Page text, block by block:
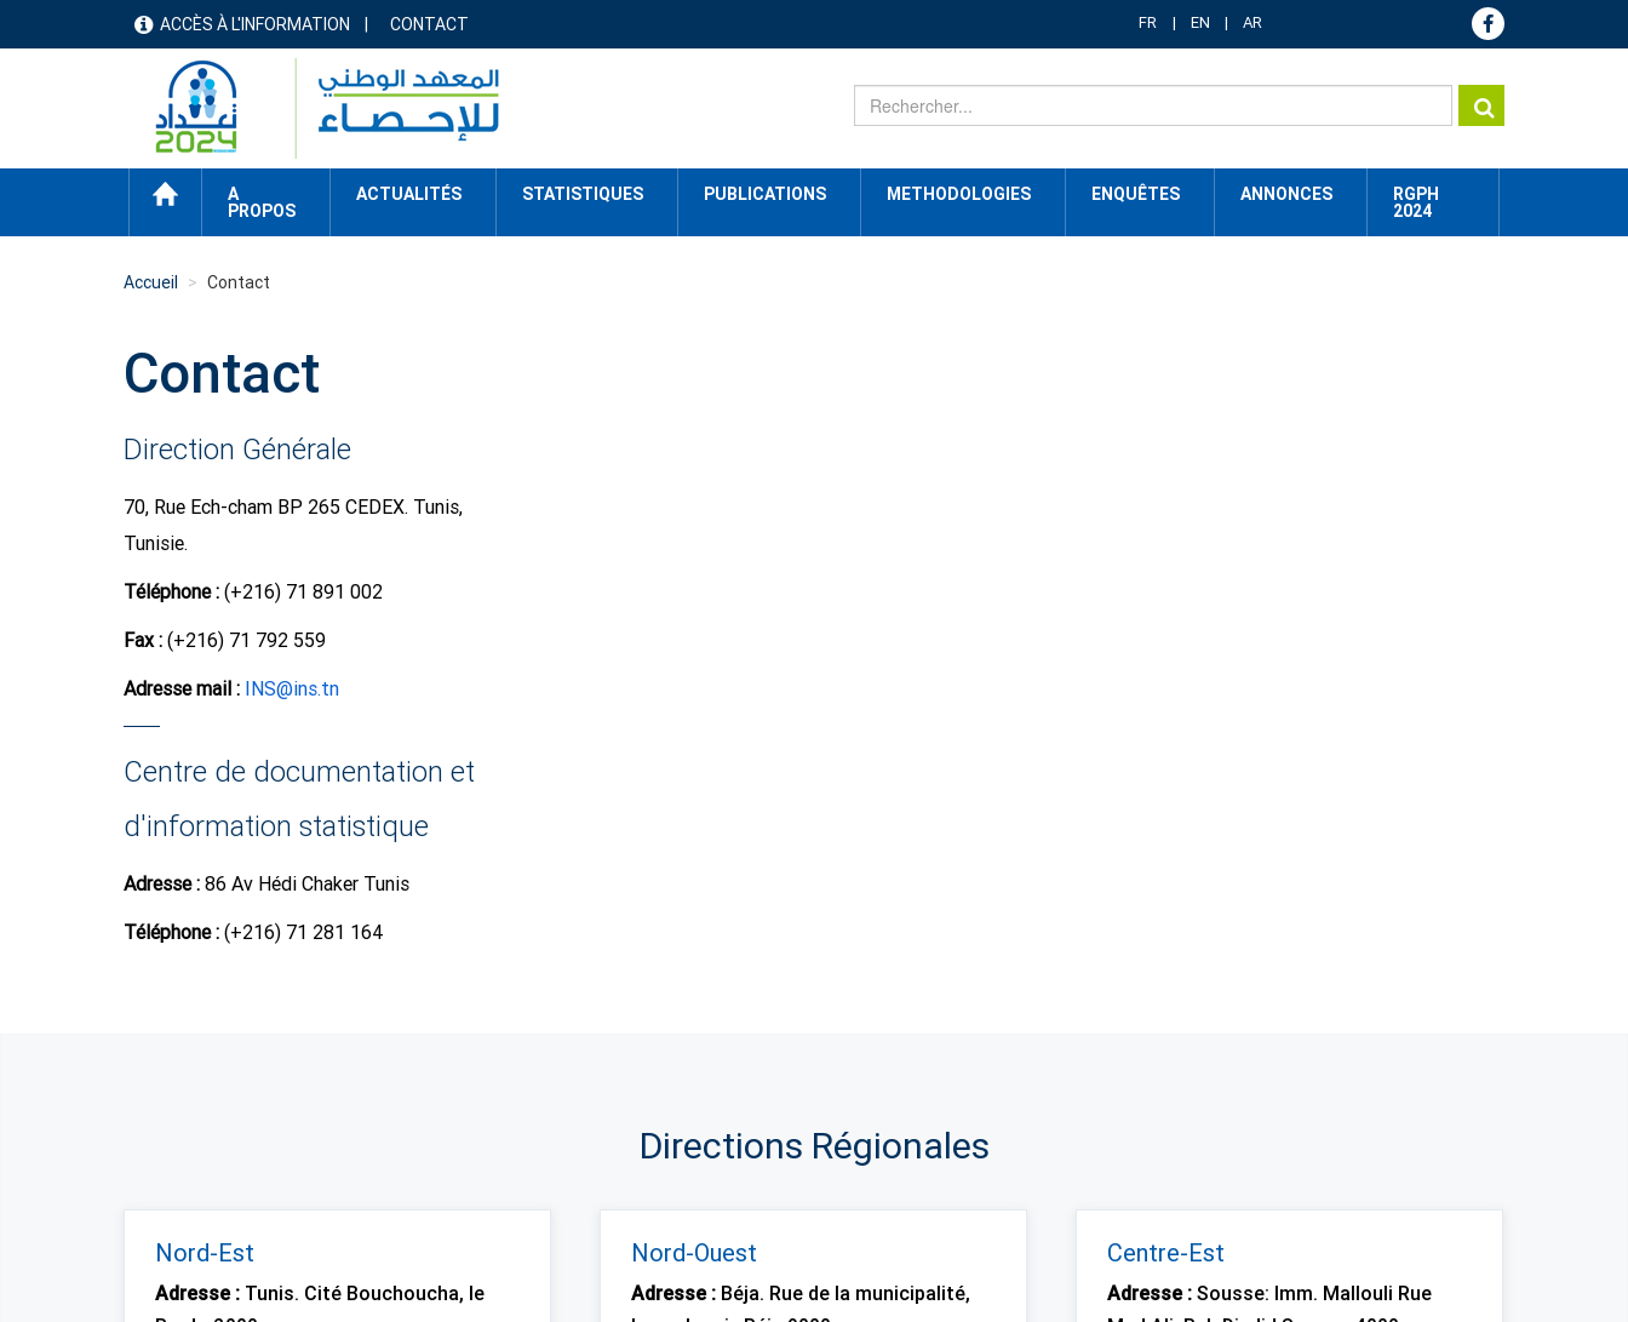
menu
header
ACCÈS À L'INFORMATION CONTACT FR EN AR
ACCUEIL
A
PROPOS
ACTUALITÉS STATISTIQUES PUBLICATIONS METHODOLOGIES ENQUÊTES ANNONCES
RGPH
2024
Accueil Contact
Contact
Direction Générale
70, Rue Ech-cham BP 265 CEDEX. Tunis,
Tunisie.
Téléphone : (+216) 71 891 002
Fax : (+216) 71 792 559
Adresse mail : INS@ins.tn
Centre de documentation et
d'information statistique
Adresse : 86 Av Hédi Chaker Tunis
Téléphone : (+216) 71 281 164
Directions Régionales
Nord-Est
Adresse : Tunis. Cité Bouchoucha, le
Nord-Ouest
Adresse : Béja. Rue de la municipalité,
Centre-Est
Adresse : Sousse: Imm. Mallouli Rue